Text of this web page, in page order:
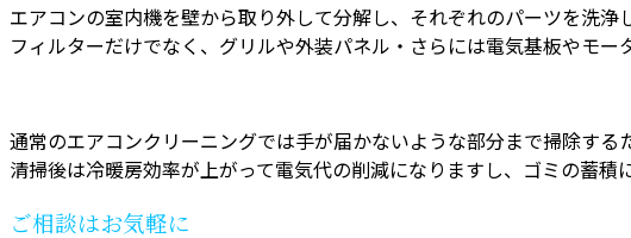
エアコンの室内機を壁から取り外して分解し、それぞれのパーツを洗浄
フィルターだけでなく、グリルや外装パネル・さらには電気基板やモー
通常のエアコンクリーニングでは手が届かないような部分まで掃除す
清掃後は冷暖房効率が上がって電気代の削減になりますし、ゴミの蓄
ご相談はお気軽に